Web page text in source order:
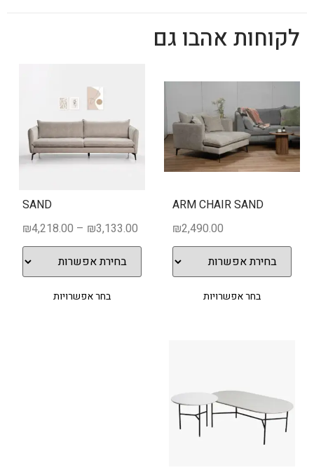
לקוחות אהבו גם
ARM CHAIR SAND
₪2,490.00
בחר אפשרויות
SAND
₪3,133.00
–
₪4,218.00
בחר אפשרויות